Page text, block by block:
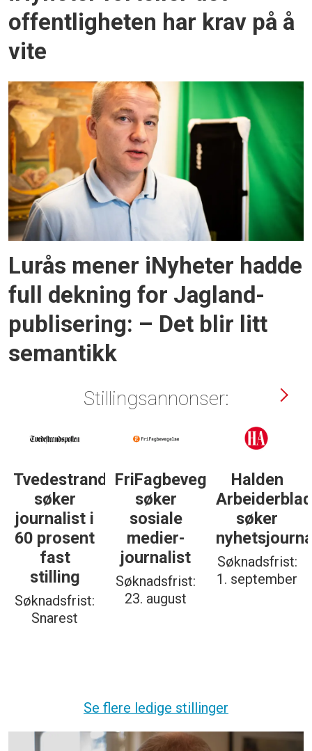
offentligheten har krav på å
vite
Lurås mener iNyheter hadde
full dekning for Jagland-
publisering: – Det blir litt
semantikk
Stillingsannonser:
Tvedestrandsposten
søker
journalist i
60 prosent
fast
stilling
Søknadsfrist:
Snarest
FriFagbevegelse
søker
sosiale
medier-
journalist
Søknadsfrist:
23. august
Halden
Arbeiderblad
søker
Søknadsfrist:
1. september
Se flere ledige stillinger